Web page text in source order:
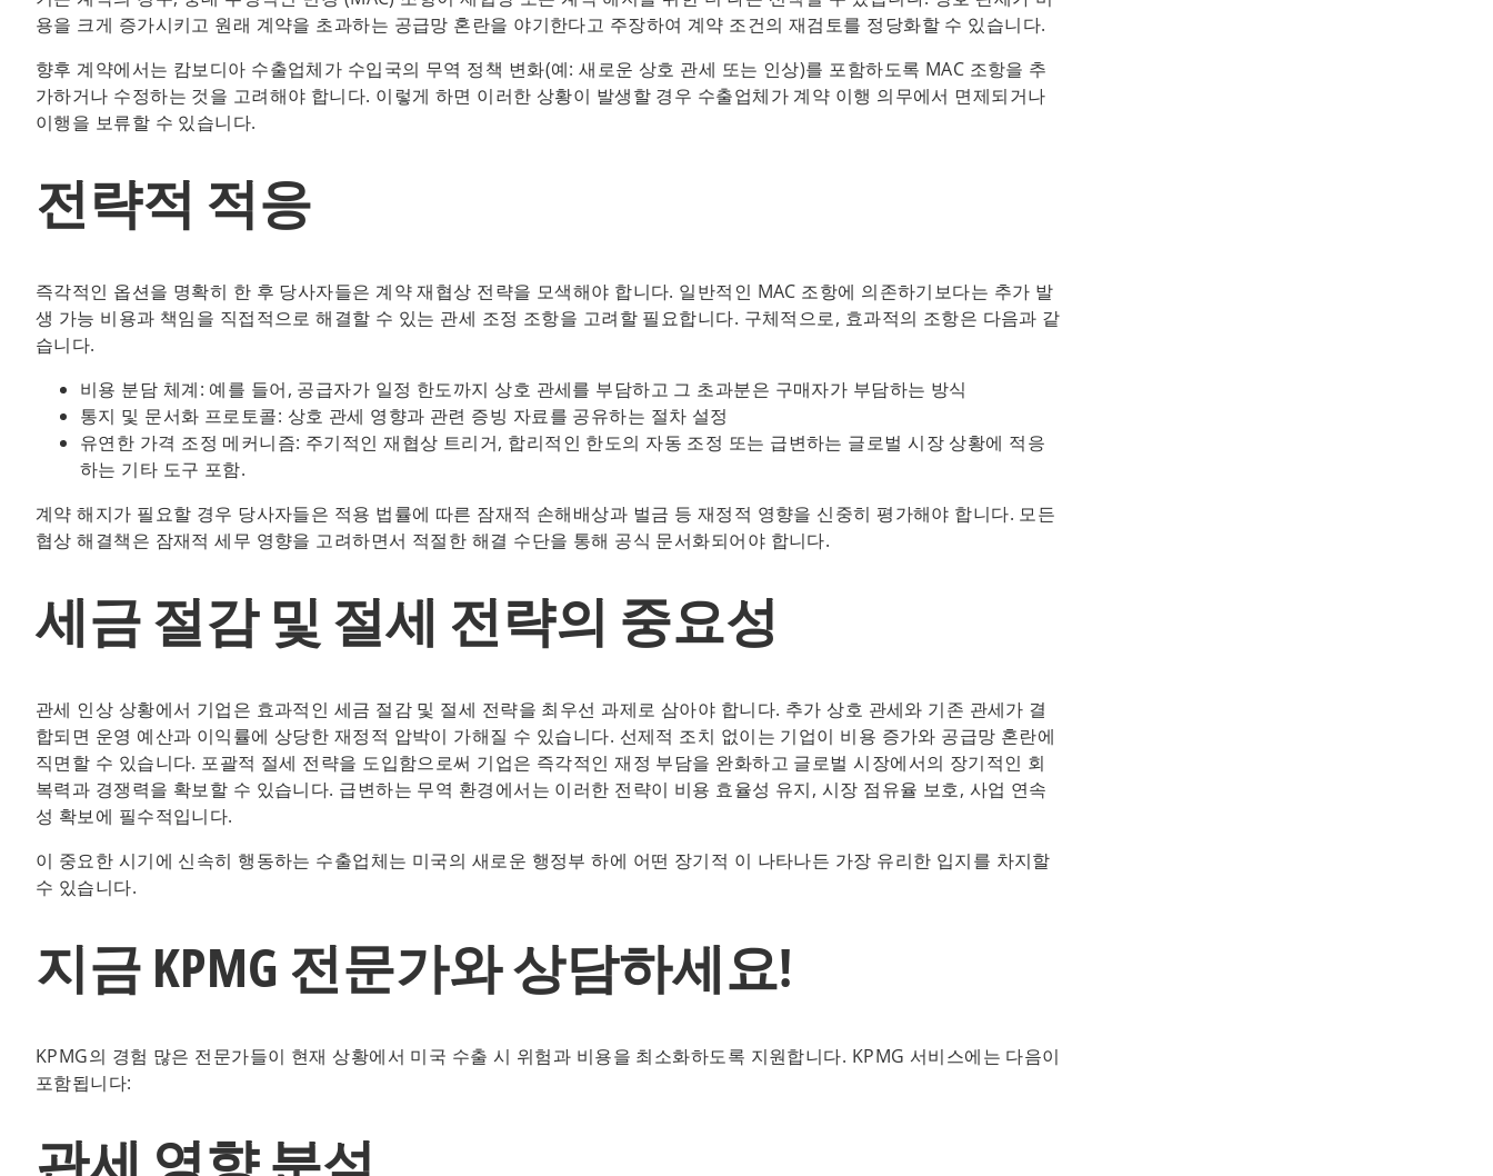
용을 크게 증가시키고 원래 계약을 초과하는 공급망 혼란을 야기한다고 주장하여 계약 조건의 재검토를 정당화할 수 있습니다.
향후 계약에서는 캄보디아 수출업체가 수입국의 무역 정책 변화(예: 새로운 상호 관세 또는 인상)를 포함하도록 MAC 조항을 추
가하거나 수정하는 것을 고려해야 합니다. 이렇게 하면 이러한 상황이 발생할 경우 수출업체가 계약 이행 의무에서 면제되거나
이행을 보류할 수 있습니다.
전략적 적응
즉각적인 옵션을 명확히 한 후 당사자들은 계약 재협상 전략을 모색해야 합니다. 일반적인 MAC 조항에 의존하기보다는 추가 발
생 가능 비용과 책임을 직접적으로 해결할 수 있는 관세 조정 조항을 고려할 필요합니다. 구체적으로, 효과적의 조항은 다음과 같
습니다.
비용 분담 체계: 예를 들어, 공급자가 일정 한도까지 상호 관세를 부담하고 그 초과분은 구매자가 부담하는 방식
통지 및 문서화 프로토콜: 상호 관세 영향과 관련 증빙 자료를 공유하는 절차 설정
유연한 가격 조정 메커니즘: 주기적인 재협상 트리거, 합리적인 한도의 자동 조정 또는 급변하는 글로벌 시장 상황에 적응
하는 기타 도구 포함.
계약 해지가 필요할 경우 당사자들은 적용 법률에 따른 잠재적 손해배상과 벌금 등 재정적 영향을 신중히 평가해야 합니다. 모든
협상 해결책은 잠재적 세무 영향을 고려하면서 적절한 해결 수단을 통해 공식 문서화되어야 합니다.
세금 절감 및 절세 전략의 중요성
관세 인상 상황에서 기업은 효과적인 세금 절감 및 절세 전략을 최우선 과제로 삼아야 합니다. 추가 상호 관세와 기존 관세가 결
합되면 운영 예산과 이익률에 상당한 재정적 압박이 가해질 수 있습니다. 선제적 조치 없이는 기업이 비용 증가와 공급망 혼란에
직면할 수 있습니다. 포괄적 절세 전략을 도입함으로써 기업은 즉각적인 재정 부담을 완화하고 글로벌 시장에서의 장기적인 회
복력과 경쟁력을 확보할 수 있습니다. 급변하는 무역 환경에서는 이러한 전략이 비용 효율성 유지, 시장 점유율 보호, 사업 연속
성 확보에 필수적입니다.
이 중요한 시기에 신속히 행동하는 수출업체는 미국의 새로운 행정부 하에 어떤 장기적 이 나타나든 가장 유리한 입지를 차지할
수 있습니다.
지금 KPMG 전문가와 상담하세요!
KPMG의 경험 많은 전문가들이 현재 상황에서 미국 수출 시 위험과 비용을 최소화하도록 지원합니다. KPMG 서비스에는 다음이
포함됩니다: